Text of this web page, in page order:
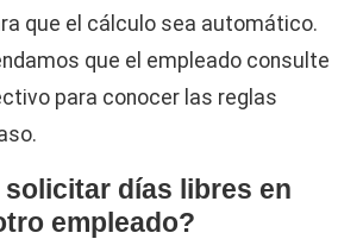
que el cálculo sea automático.
que el empleado consulte
para conocer las reglas
solicitar días libres en
empleado?